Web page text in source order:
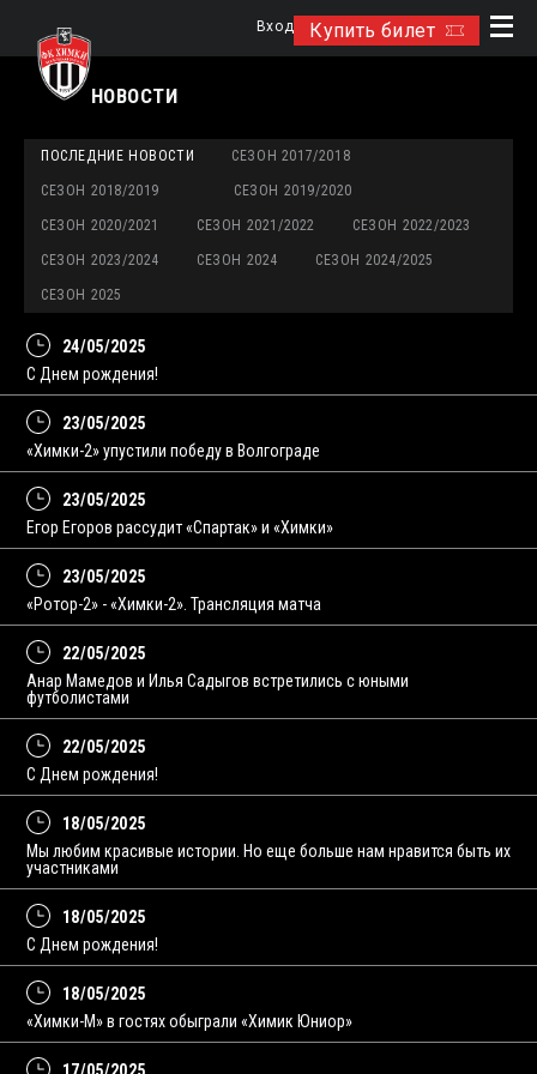
Купить билет
Вход
НОВОСТИ
ПОСЛЕДНИЕ НОВОСТИ СЕЗОН 2017/2018
СЕЗОН 2018/2019 СЕЗОН 2019/2020
СЕЗОН 2020/2021 СЕЗОН 2021/2022 СЕЗОН 2022/2023
СЕЗОН 2023/2024 СЕЗОН 2024 СЕЗОН 2024/2025
СЕЗОН 2025
24/05/2025
С Днем рождения!
23/05/2025
«Химки-2» упустили победу в Волгограде
23/05/2025
Егор Егоров рассудит «Спартак» и «Химки»
23/05/2025
«Ротор-2» - «Химки-2». Трансляция матча
22/05/2025
Анар Мамедов и Илья Садыгов встретились с юными
футболистами
22/05/2025
С Днем рождения!
18/05/2025
Мы любим красивые истории. Но еще больше нам нравится быть их
участниками
18/05/2025
С Днем рождения!
18/05/2025
«Химки-М» в гостях обыграли «Химик Юниор»